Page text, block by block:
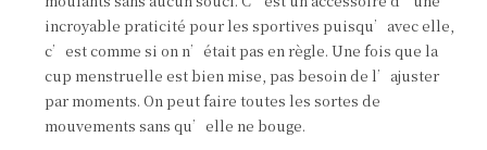
incroyable praticité pour les sportives puisqu’avec elle,
c’est comme si on n’était pas en règle. Une fois que la
cup menstruelle est bien mise, pas besoin de l’ajuster
par moments. On peut faire toutes les sortes de
mouvements sans qu’elle ne bouge.